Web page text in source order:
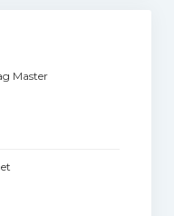
Master